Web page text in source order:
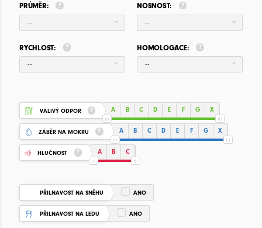
PRŮMĚR:
--
NOSNOST:
--
RYCHLOST:
--
HOMOLOGACE:
--
VALIVÝ ODPOR A B C D E F G X
ZÁBĚR NA MOKRU A B C D E F G X
HLUČNOST A B C
PŘILNAVOST NA SNĚHU ANO
PŘILNAVOST NA LEDU ANO